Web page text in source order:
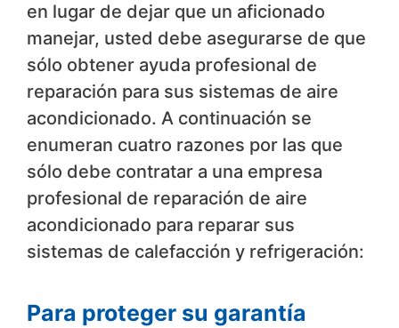
en lugar de dejar que un aficionado
manejar, usted debe asegurarse de que
sólo obtener ayuda profesional de
reparación para sus sistemas de aire
acondicionado. A continuación se
enumeran cuatro razones por las que
sólo debe contratar a una empresa
profesional de reparación de aire
acondicionado para reparar sus
sistemas de calefacción y refrigeración:
Para proteger su garantía